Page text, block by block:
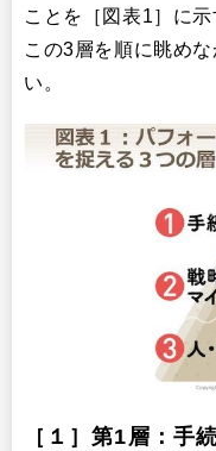
ことを［図表1］に
この3層を順に眺め
い。
［１］第1層：手